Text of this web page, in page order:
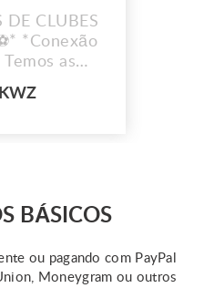
DE CLUBES
*Conexão
as
BÁSICOS
ou pagando com PayPal
Moneygram ou outros